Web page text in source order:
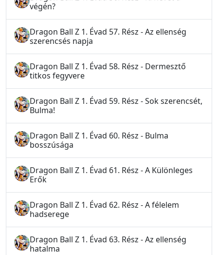
végén?
Dragon Ball Z 1. Évad 57. Rész - Az ellenség
szerencsés napja
Dragon Ball Z 1. Évad 58. Rész - Dermesztő
titkos fegyvere
Dragon Ball Z 1. Évad 59. Rész - Sok szerencsét,
Bulma!
Dragon Ball Z 1. Évad 60. Rész - Bulma
bosszúsága
Dragon Ball Z 1. Évad 61. Rész - A Különleges
Erők
Dragon Ball Z 1. Évad 62. Rész - A félelem
hadserege
Dragon Ball Z 1. Évad 63. Rész - Az ellenség
hatalma